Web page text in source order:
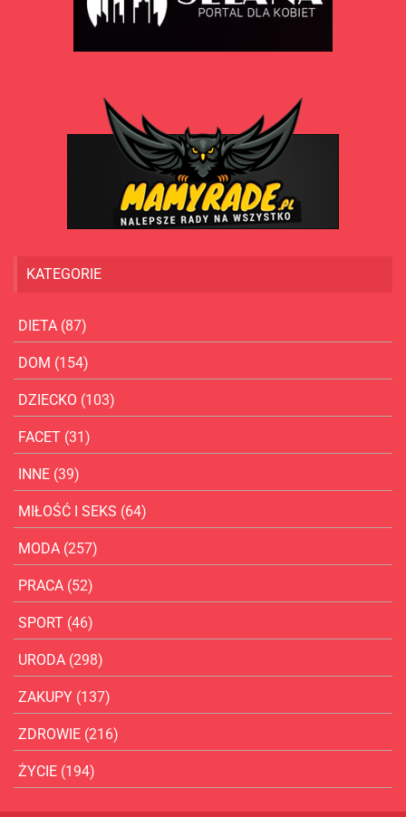
KATEGORIE
DIETA (87)
DOM (154)
DZIECKO (103)
FACET (31)
INNE (39)
MIŁOŚĆ I SEKS (64)
MODA (257)
PRACA (52)
SPORT (46)
URODA (298)
ZAKUPY (137)
ZDROWIE (216)
ŻYCIE (194)